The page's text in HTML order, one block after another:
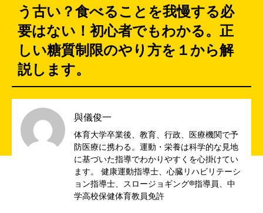
う古い？食べることを我慢する必
要はない！初心者でもわかる。正
しい糖質制限のやり方を１から解
説します。
與儀俊一
体育大学卒業後、教育、行政、医療機関で予
防医療に携わる。運動・栄養は科学的な見地
に基づいた指導でわかりやすくを心掛けてい
ます。 健康運動指導士、心臓リハビリテーシ
ョン指導士、スロージョギング®指導員、中
学高校保健体育教員免許